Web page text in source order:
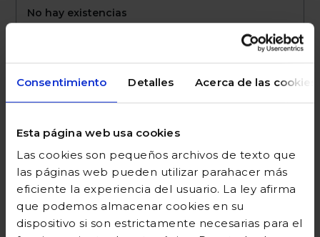
Consentimiento Detalles Acerca de las cookies
Esta página web usa cookies
Las cookies son pequeños archivos de texto que
las páginas web pueden utilizar parahacer más
eficiente la experiencia del usuario. La ley afirma
que podemos almacenar cookies en su
dispositivo si son estrictamente necesarias para el
No hay existencias
Avísame cuando vuelva a estar disponible
Términos y Condiciones
DESCRIPCIÓN